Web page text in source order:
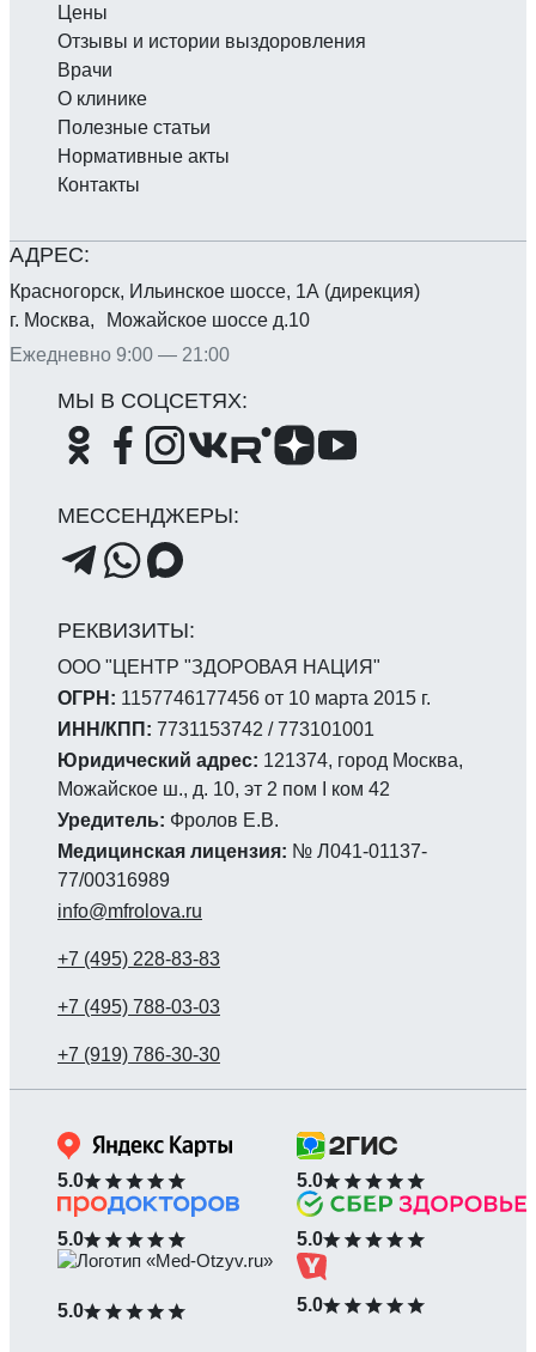
ООО "ЦЕНТР "ЗДОРОВАЯ НАЦИЯ"
ОГРН: 1157746177456 от 10 марта 2015 г.
ИНН/КПП: 7731153742 / 773101001
Юридический адрес: 121374, город Москва,
Можайское ш., д. 10, эт 2 пом I ком 42
Уредитель: Фролов Е.В.
Медицинская лицензия: № Л041-01137-
77/00316989
info@mfrolova.ru
Красногорск, Ильинское шоссе, 1А (дирекция)
г. Москва, Можайское шоссе д.10
Ежедневно 9:00 — 21:00
Цены
Отзывы и истории выздоровления
Врачи
О клинике
Полезные статьи
Нормативные акты
Контакты
5.0 5.0
5.0 5.0
5.0 5.0